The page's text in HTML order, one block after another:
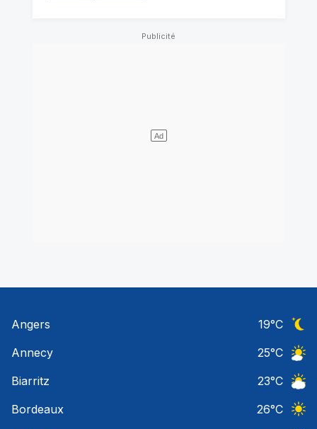
Angers 19°C
Annecy
25°C
Biarritz
23°C
Bordeaux
26°C